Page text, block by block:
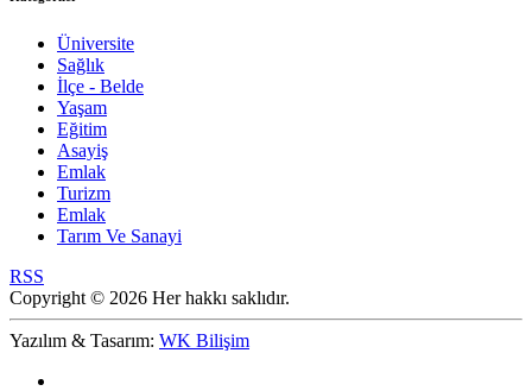
Üniversite
Sağlık
İlçe - Belde
Yaşam
Eğitim
Asayiş
Emlak
Turizm
Emlak
Tarım Ve Sanayi
RSS
Copyright © 2026 Her hakkı saklıdır.
Yazılım & Tasarım: WK Bilişim